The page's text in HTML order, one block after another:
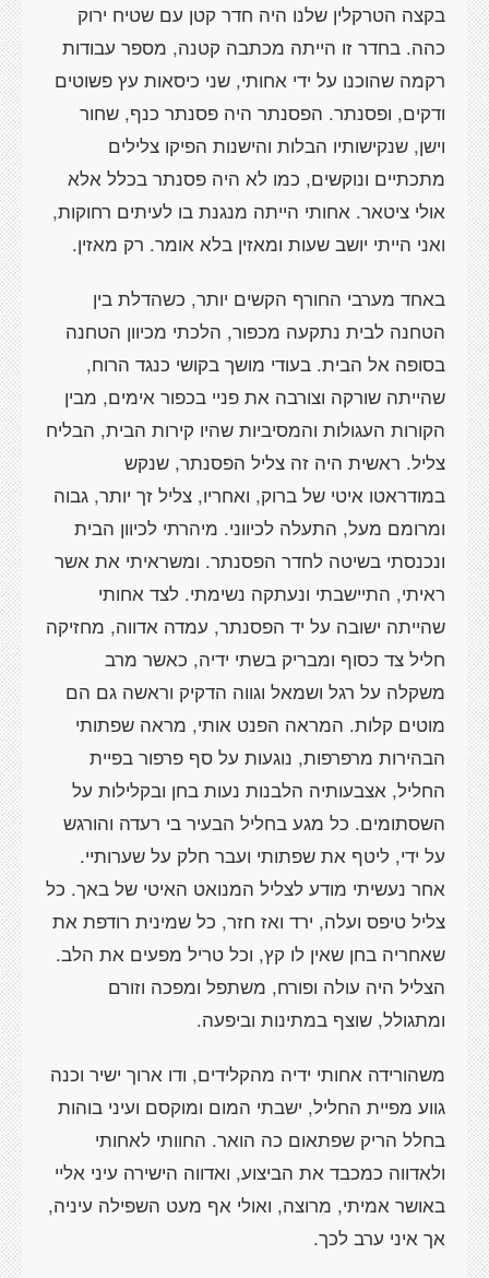
בקצה הטרקלין שלנו היה חדר קטן עם שטיח ירוק
כהה. בחדר זו הייתה מכתבה קטנה, מספר עבודות
רקמה שהוכנו על ידי אחותי, שני כיסאות עץ פשוטים
ודקים, ופסנתר. הפסנתר היה פסנתר כנף, שחור
וישן, שנקישותיו הבלות והישנות הפיקו צלילים
מתכתיים ונוקשים, כמו לא היה פסנתר בכלל אלא
אולי ציטאר. אחותי הייתה מנגנת בו לעיתים רחוקות,
ואני הייתי יושב שעות ומאזין בלא אומר. רק מאזין.
באחד מערבי החורף הקשים יותר, כשהדלת בין
הטחנה לבית נתקעה מכפור, הלכתי מכיוון הטחנה
בסופה אל הבית. בעודי מושך בקושי כנגד הרוח,
שהייתה שורקה וצורבה את פניי בכפור אימים, מבין
הקורות העגולות והמסיביות שהיו קירות הבית, הבליח
צליל. ראשית היה זה צליל הפסנתר, שנקש
במודראטו איטי של ברוק, ואחריו, צליל זך יותר, גבוה
ומרומם מעל, התעלה לכיווני. מיהרתי לכיוון הבית
ונכנסתי בשיטה לחדר הפסנתר. ומשראיתי את אשר
ראיתי, התיישבתי ונעתקה נשימתי. לצד אחותי
שהייתה ישובה על יד הפסנתר, עמדה אדווה, מחזיקה
חליל צד כסוף ומבריק בשתי ידיה, כאשר מרב
משקלה על רגל ושמאל וגווה הדקיק וראשה גם הם
מוטים קלות. המראה הפנט אותי, מראה שפתותי
הבהירות מרפרפות, נוגעות על סף פרפור בפיית
החליל, אצבעותיה הלבנות נעות בחן ובקלילות על
השסתומים. כל מגע בחליל הבעיר בי רעדה והורגש
על ידי, ליטף את שפתותי ועבר חלק על שערותיי.
אחר נעשיתי מודע לצליל המנואט האיטי של באך. כל
צליל טיפס ועלה, ירד ואז חזר, כל שמינית רודפת את
שאחריה בחן שאין לו קץ, וכל טריל מפעים את הלב.
הצליל היה עולה ופורח, משתפל ומפכה וזורם
ומתגולל, שוצף במתינות וביפעה.
משהורידה אחותי ידיה מהקלידים, ודו ארוך ישיר וכנה
גווע מפיית החליל, ישבתי המום ומוקסם ועיני בוהות
בחלל הריק שפתאום כה הואר. החוותי לאחותי
ולאדווה כמכבד את הביצוע, ואדווה הישירה עיני אליי
באושר אמיתי, מרוצה, ואולי אף מעט השפילה עיניה,
אך איני ערב לכך.